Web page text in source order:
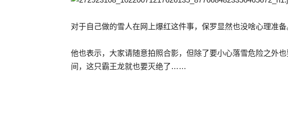
对于自己做的雪人在网上爆红这件事，保罗显然也没啥心理准备
他也表示，大家请随意拍照合影，但除了要小心落雪危险之外
间，这只霸王龙就也要灭绝了……